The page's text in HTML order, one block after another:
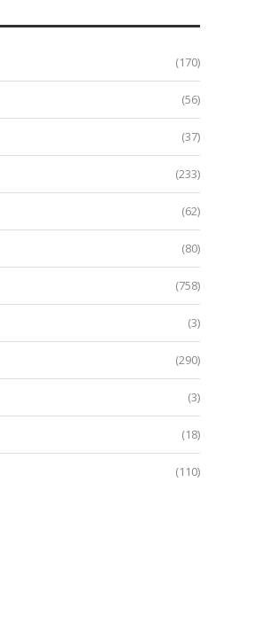
(170)
(56)
(37)
(233)
(62)
(80)
(758)
(3)
(290)
(3)
(18)
(110)